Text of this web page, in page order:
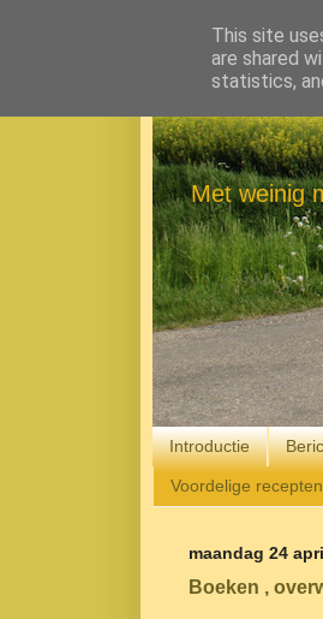
Met weinig
Introductie
Voordelige
maandag 24
Boeken ,
This site
are shared
statistics,